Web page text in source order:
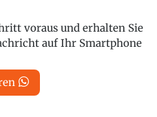
voraus und erhalten Sie
auf Ihr Smartphone